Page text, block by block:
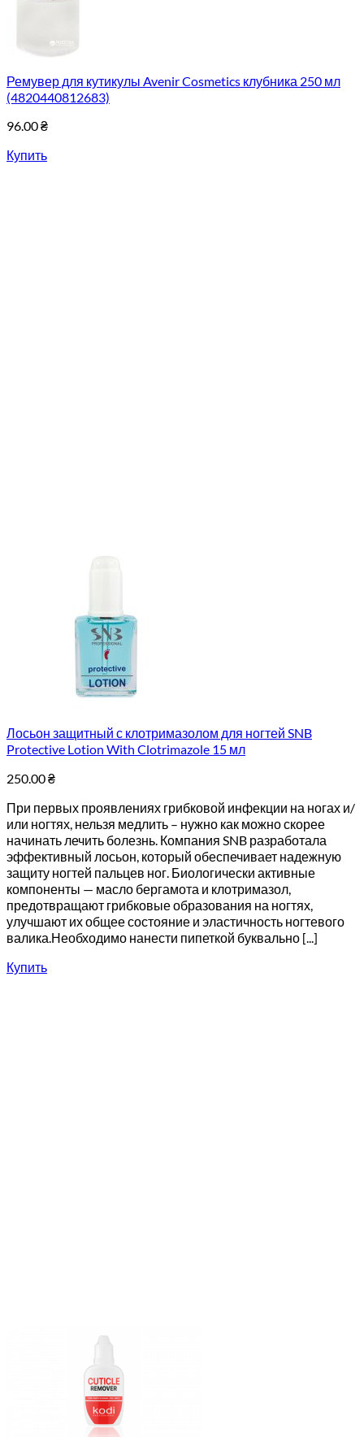
Ремувер для кутикулы Avenir Cosmetics клубника 250 мл
(4820440812683)
96.00₴
Купить
Лосьон защитный с клотримазолом для ногтей SNB
Protective Lotion With Clotrimazole 15 мл
250.00₴
При первых проявлениях грибковой инфекции на ногах и/
или ногтях, нельзя медлить – нужно как можно скорее
начинать лечить болезнь. Компания SNB разработала
эффективный лосьон, который обеспечивает надежную
защиту ногтей пальцев ног. Биологически активные
компоненты — масло бергамота и клотримазол,
предотвращают грибковые образования на ногтях,
улучшают их общее состояние и эластичность ногтевого
валика.Необходимо нанести пипеткой буквально [...]
Купить